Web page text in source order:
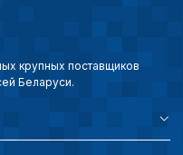
крупных поставщиков
Беларуси.